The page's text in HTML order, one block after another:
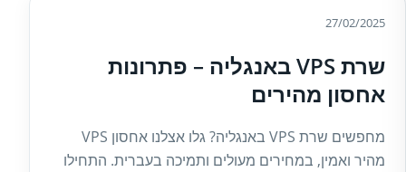
27/02/2025
שרת VPS באנגליה – פתרונות
אחסון מהירים
מחפשים שרת VPS באנגליה? גלו אצלנו אחסון VPS
מהיר ואמין, במחירים מעולים ותמיכה בעברית. התחילו